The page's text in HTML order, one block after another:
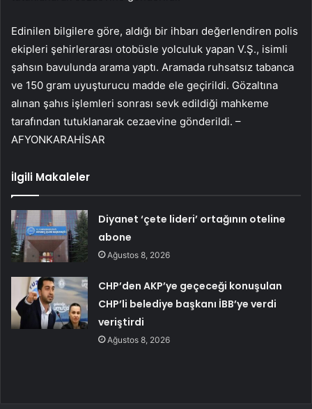
Edinilen bilgilere göre, aldığı bir ihbarı değerlendiren polis
ekipleri şehirlerarası otobüsle yolculuk yapan V.Ş., isimli
şahsın bavulunda arama yaptı. Aramada ruhsatsız tabanca
ve 150 gram uyuşturucu madde ele geçirildi. Gözaltına
alınan şahıs işlemleri sonrası sevk edildiği mahkeme
tarafından tutuklanarak cezaevine gönderildi. –
AFYONKARAHİSAR
İlgili Makaleler
Diyanet ‘çete lideri’ ortağının oteline
abone
Ağustos 8, 2026
CHP’den AKP’ye geçeceği konuşulan
CHP’li belediye başkanı İBB’ye verdi
veriştirdi
Ağustos 8, 2026